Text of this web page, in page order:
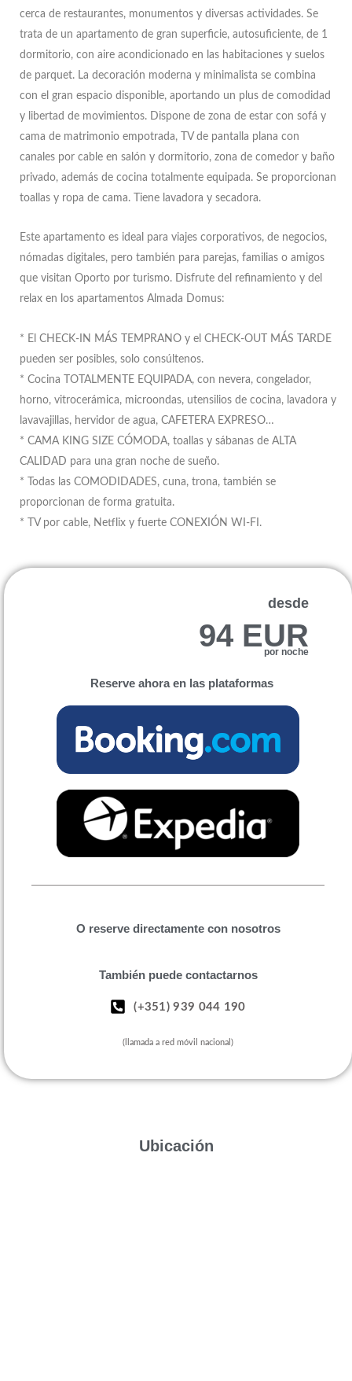
cerca de restaurantes, monumentos y diversas actividades. Se
trata de un apartamento de gran superficie, autosuficiente, de 1
dormitorio, con aire acondicionado en las habitaciones y suelos
de parquet. La decoración moderna y minimalista se combina
con el gran espacio disponible, aportando un plus de comodidad
y libertad de movimientos. Dispone de zona de estar con sofá y
cama de matrimonio empotrada, TV de pantalla plana con
canales por cable en salón y dormitorio, zona de comedor y baño
privado, además de cocina totalmente equipada. Se proporcionan
toallas y ropa de cama. Tiene lavadora y secadora.
Este apartamento es ideal para viajes corporativos, de negocios,
nómadas digitales, pero también para parejas, familias o amigos
que visitan Oporto por turismo. Disfrute del refinamiento y del
relax en los apartamentos Almada Domus:
* El CHECK-IN MÁS TEMPRANO y el CHECK-OUT MÁS TARDE
pueden ser posibles, solo consúltenos.
* Cocina TOTALMENTE EQUIPADA, con nevera, congelador,
horno, vitrocerámica, microondas, utensilios de cocina, lavadora y
lavavajillas, hervidor de agua, CAFETERA EXPRESO…
* CAMA KING SIZE CÓMODA, toallas y sábanas de ALTA
CALIDAD para una gran noche de sueño.
* Todas las COMODIDADES, cuna, trona, también se
proporcionan de forma gratuita.
* TV por cable, Netflix y fuerte CONEXIÓN WI-FI.
desde
94 EUR
por noche
Reserve ahora en las plataformas
O reserve directamente con nosotros
También puede contactarnos
(+351) 939 044 190
(llamada a red móvil nacional)
Ubicación